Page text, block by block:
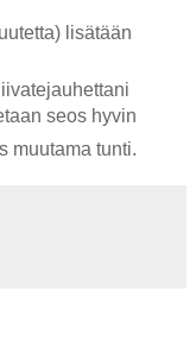
lisätään
seos hyvin
muutama tunti.